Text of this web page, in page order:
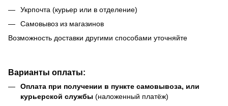
Укрпочта (курьер или в отделение)
Самовывоз из магазинов
Возможность доставки другими способами уточняйте
Варианты оплаты:
Оплата при получении в пункте самовывоза, или
курьерской службы (наложенный платёж)